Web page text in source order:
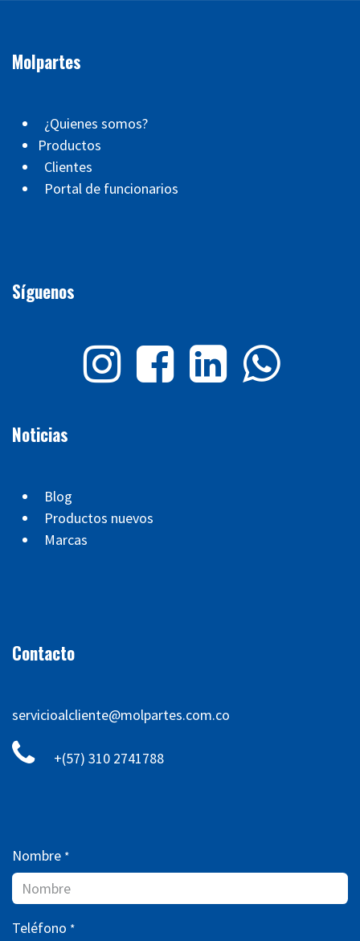
Molpartes
¿Quienes somos?
Productos
Clientes
Portal de funcionarios
Síguenos
Noticias
Blog
Productos nuevos
Marcas
Contacto
servicioalcliente@molpartes.com.co
+(57) 310 2741788
Nombre *
Teléfono *